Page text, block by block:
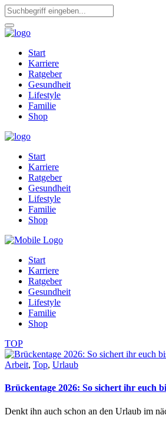
Start
Karriere
Ratgeber
Gesundheit
Lifestyle
Familie
Shop
Start
Karriere
Ratgeber
Gesundheit
Lifestyle
Familie
Shop
Start
Karriere
Ratgeber
Gesundheit
Lifestyle
Familie
Shop
TOP
Arbeit, Top, Urlaub
Brückentage 2026: So sichert ihr euch
Denkt ihn auch schon an den Urlaub im